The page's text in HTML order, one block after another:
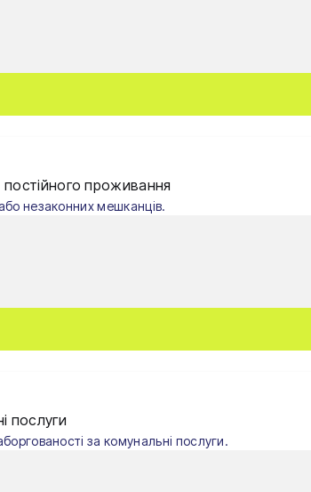
проживання
незаконних мешканців.
послуги
за комунальні послуги.